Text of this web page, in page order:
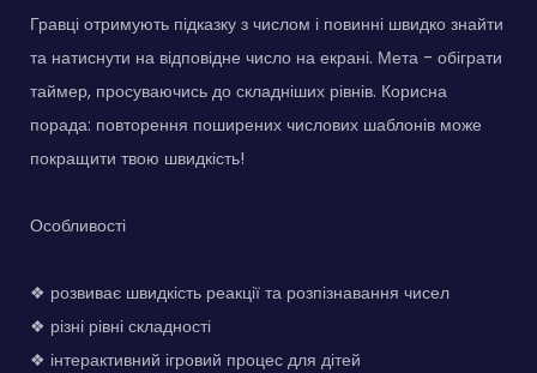
Гравці отримують підказку з числом і повинні швидко знайти
та натиснути на відповідне число на екрані. Мета - обіграти
таймер, просуваючись до складніших рівнів. Корисна
порада: повторення поширених числових шаблонів може
покращити твою швидкість!
Особливості
❖ розвиває швидкість реакції та розпізнавання чисел
❖ різні рівні складності
❖ інтерактивний ігровий процес для дітей